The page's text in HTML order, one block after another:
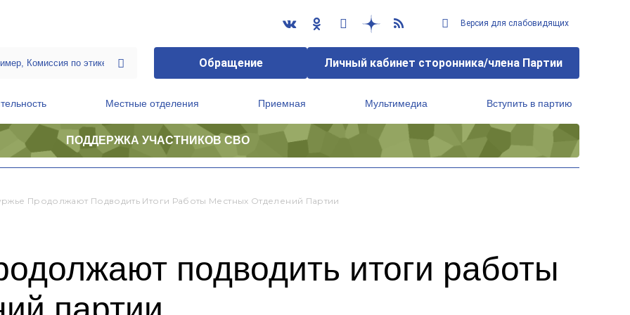
Версия для слабовидящих
Обращение Личный кабинет сторонника/члена Партии
Местные отделения Приемная Мультимедиа Вступить в партию
ПОДДЕРЖКА УЧАСТНИКОВ СВО
Продолжают Подводить Итоги Работы Местных Отделений Партии
подводить итоги работы